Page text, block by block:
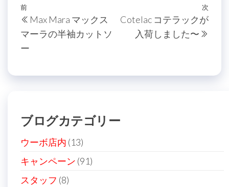
投
稿
ナ
ゲ
シ
ョ
ン
過
去
の
投
前
Max Mara マックス
マーラの半袖カットソ
ー
次
の
次
Cotelac コテラックが
入荷しました〜
ブログカテゴリー
ウーボ店内 (13)
キャンペーン (91)
スタッフ (8)